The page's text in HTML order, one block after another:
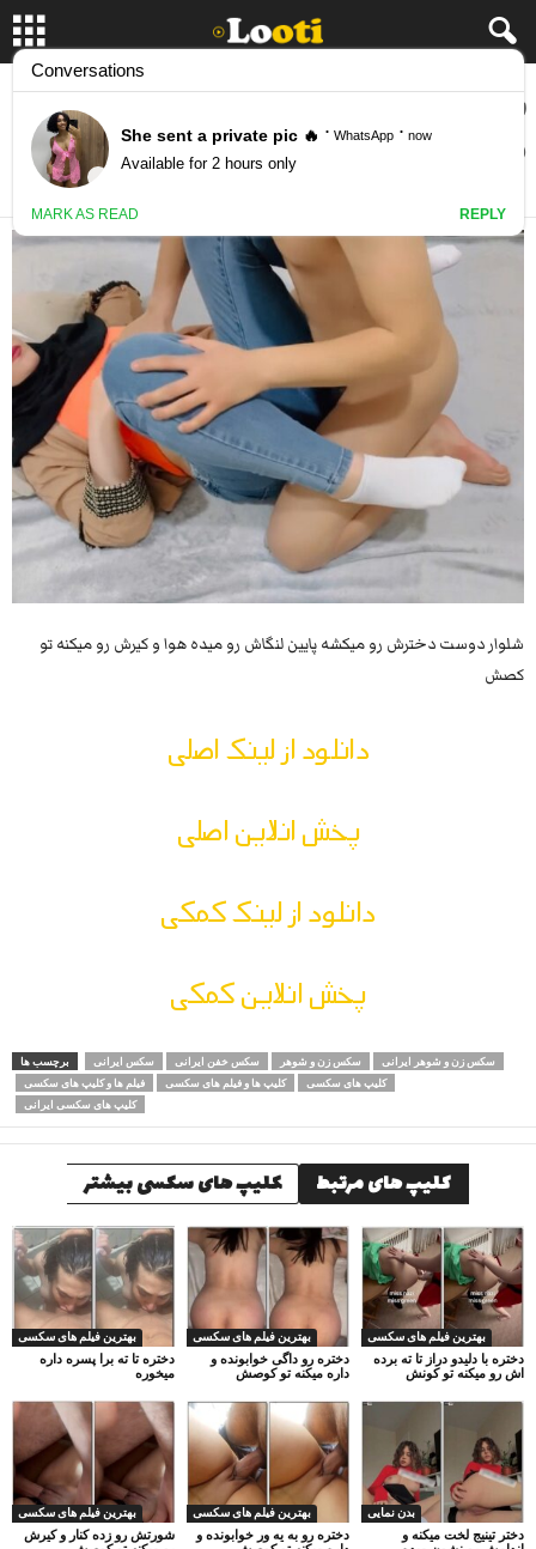
شلوار دوست دخترش رو میکشه پایین لنگا رو
میده هوا و میکنه تو کصش
شلوار دوست دخترش رو میکشه پایین لنگاش رو میده هوا و کیرش رو میکنه تو
کصش
دانلود از لینک اصلی
پخش انلاین اصلی
دانلود از لینک کمکی
پخش انلاین کمکی
برچسب ها سکس ایرانی سکس خفن ایرانی سکس زن و شوهر
سکس زن و شوهر ایرانی
فیلم ها و کلیپ های سکسی
کلیپ ها و فیلم های سکسی
کلیپ های سکسی
کلیپ های سکسی ایرانی
کلیپ های مرتبط کلیپ های سکسی بیشتر
بهترین فیلم های سکسی
دختره تا ته برا پسره داره
میخوره
بهترین فیلم های سکسی
دختره رو داگی خوابونده و
داره میکنه تو کوصش
بهترین فیلم های سکسی
دختره با دلیدو دراز تا ته برده
اش رو میکنه تو کونش
بهترین فیلم های سکسی
شورتش رو زده کنار و کیرش
بهترین فیلم های سکسی
دختره رو به یه ور خوابونده و
بدن نمایی
دختر تینیج لخت میکنه و